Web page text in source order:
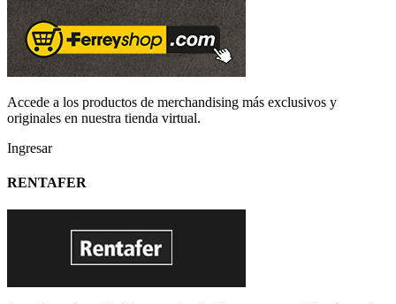
Accede a los productos de merchandising más exclusivos y
originales en nuestra tienda virtual.
Ingresar
RENTAFER